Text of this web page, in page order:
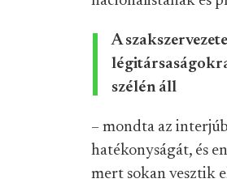
A
szélén áll
– mondta az
hatékonyságát, és
mert sokan vesztik